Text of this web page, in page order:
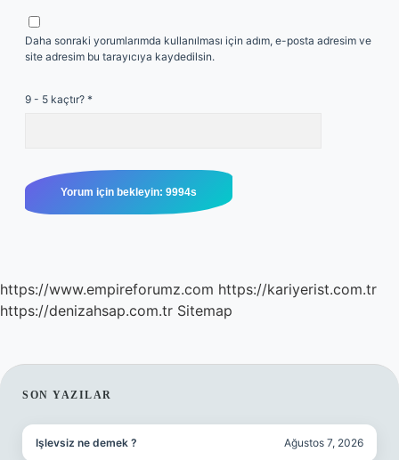
Daha sonraki yorumlarımda kullanılması için adım, e-posta adresim ve
site adresim bu tarayıcıya kaydedilsin.
9 - 5 kaçtır? *
https://www.empireforumz.com https://kariyerist.com.tr
https://denizahsap.com.tr Sitemap
SIDEBAR
SON YAZILAR
Işlevsiz ne demek ? Ağustos 7, 2026